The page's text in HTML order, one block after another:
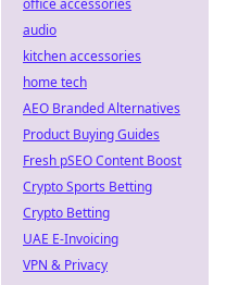
office accessories
audio
kitchen accessories
home tech
AEO Branded Alternatives
Product Buying Guides
Fresh pSEO Content Boost
Crypto Sports Betting
Crypto Betting
UAE E-Invoicing
VPN & Privacy